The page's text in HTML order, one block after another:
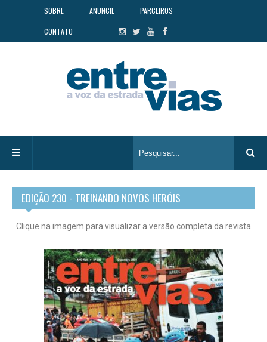
SOBRE ANUNCIE PARCEIROS
CONTATO
EDIÇÃO 230 - TREINANDO NOVOS HERÓIS
Clique na imagem para visualizar a versão completa da revista